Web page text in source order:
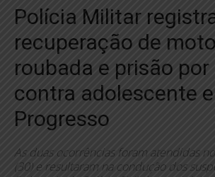
Polícia Militar
recuperação de
roubada e prisão
contra adolescente
Progresso
As duas ocorrências foram atendidas
(30) e resultaram na condução dos